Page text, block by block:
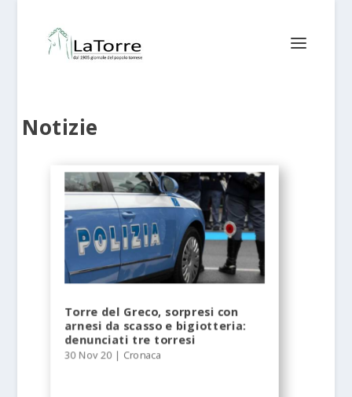
Notizie
Torre del Greco, sorpresi con
arnesi da scasso e bigiotteria:
denunciati tre torresi
30 Nov 20 | Cronaca